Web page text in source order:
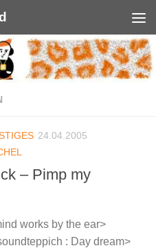
24.04.2005
– Pimp my
works by the ear>
: Day dream>